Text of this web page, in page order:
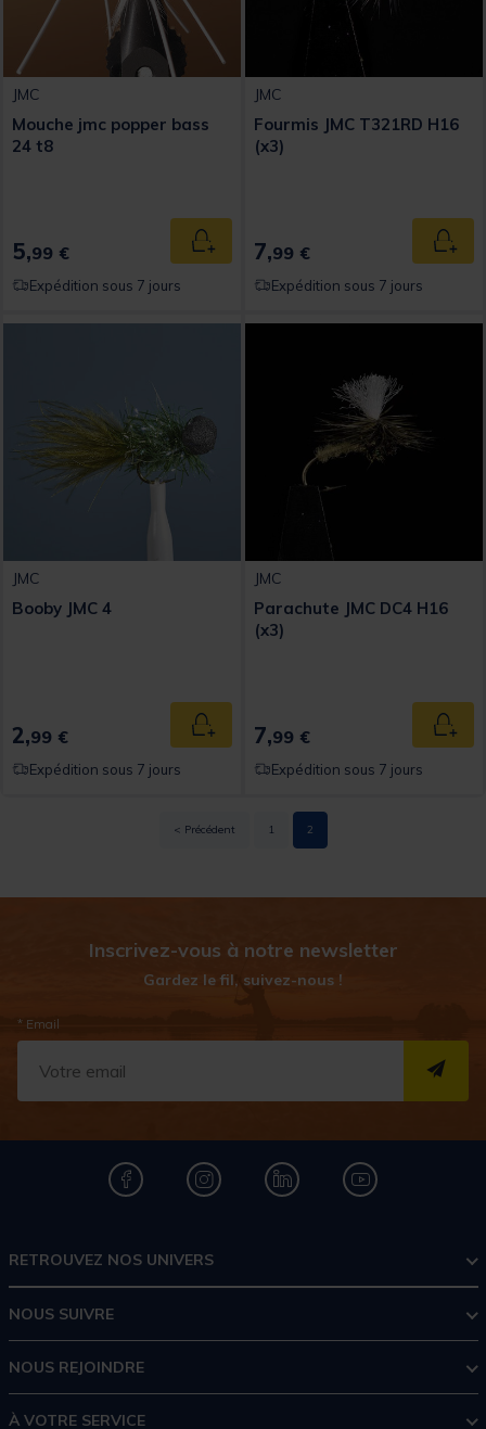
JMC
Mouche jmc popper bass
24 t8
5,99 € Ajouter au panier
Expédition sous 7 jours
JMC
Fourmis JMC T321RD H16
(x3)
7,99 €
Expédition sous 7 jours
JMC
Booby JMC 4
2,99 € Ajouter au panier
Expédition sous 7 jours
JMC
Parachute JMC DC4 H16
(x3)
7,99 €
Expédition sous 7 jours
< Précédent 1 2
Inscrivez-vous à notre newsletter
Gardez le fil, suivez-nous !
* Email
RETROUVEZ NOS UNIVERS
NOUS SUIVRE
NOUS REJOINDRE
À VOTRE SERVICE